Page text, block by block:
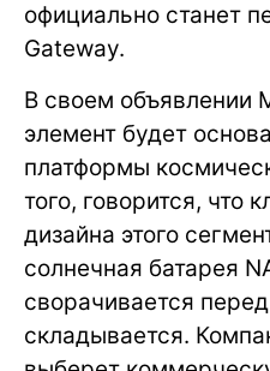
официально станет
Gateway.
В своем объявлении
элемент будет
платформы
того, говорится, что
дизайна этого
солнечная батарея
сворачивается
складывается.